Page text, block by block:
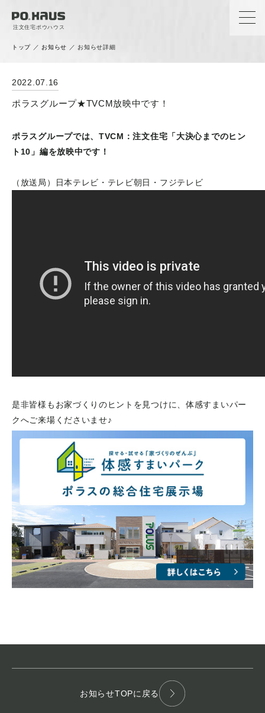
注文住宅ポウハウス
トップ ／ お知らせ ／ お知らせ詳細
News
お知らせ
2022.07.16
ポラスグループ★TVCM放映中です！
ポラスグループでは、TVCM：注文住宅「大決心までのヒン
ト10」編を放映中です！
（放送局）日本テレビ・テレビ朝日・フジテレビ
是非皆様もお家づくりのヒントを見つけに、体感すまいパー
クへご来場くださいませ♪
お知らせTOPに戻る